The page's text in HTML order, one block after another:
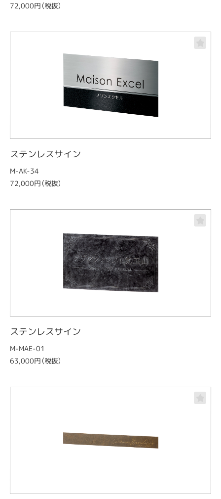
72,000円（税抜）
ステンレスサイン
M-AK-34
72,000円（税抜）
ステンレスサイン
M-MAE-01
63,000円（税抜）